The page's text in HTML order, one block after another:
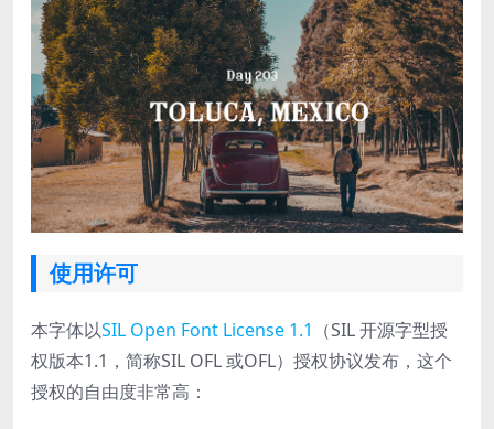
使用许可
本字体以SIL Open Font License 1.1 （SIL 开源字型授
权版本1.1，简称SIL OFL 或OFL）授权协议发布，这个
授权的自由度非常高：